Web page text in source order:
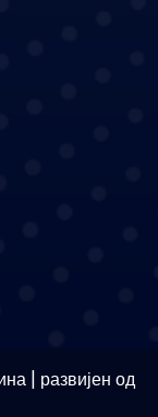
| развијен од